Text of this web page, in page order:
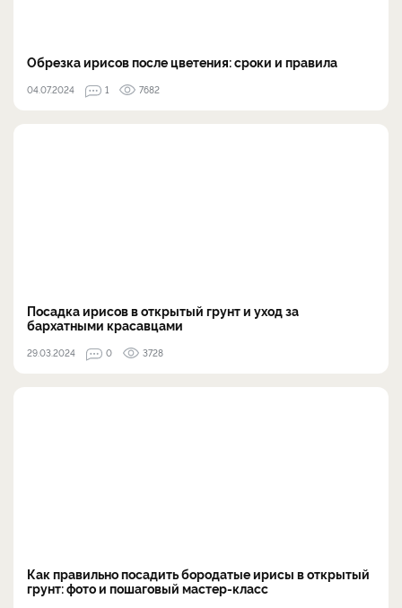
Обрезка ирисов после цветения: сроки и правила
04.07.2024 1 7682
Посадка ирисов в открытый грунт и уход за
бархатными красавцами
29.03.2024 0 3728
Как правильно посадить бородатые ирисы в открытый
грунт: фото и пошаговый мастер-класс